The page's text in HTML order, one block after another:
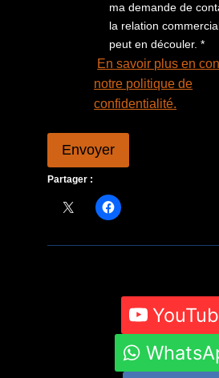
ma demande de
la relation
peut en découler. *
En savoir plus en
notre politique de
confidentialité.
Envoyer
Partager :